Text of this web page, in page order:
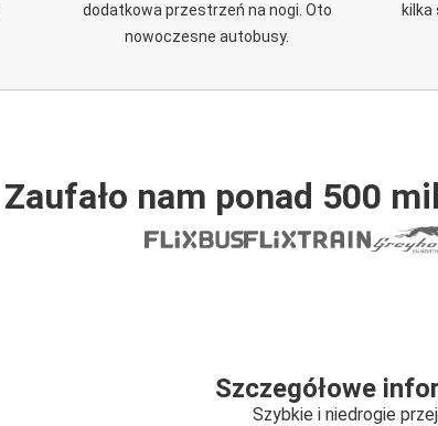
dodatkowa przestrzeń na nogi. Oto
nowoczesne autobusy.
Zaufało nam ponad 500
Szczegółowe
Szybkie i niedrogie